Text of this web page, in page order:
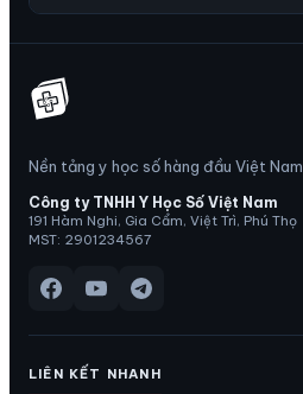
Nền tảng y học số hàng đầu Việt Nam
Công ty TNHH Y Học Số Việt Nam
191 Hàm Nghi, Gia Cẩm, Việt Trì, Phú Thọ
MST: 2901234567
LIÊN KẾT NHANH